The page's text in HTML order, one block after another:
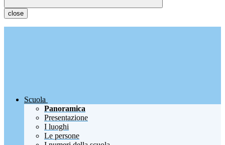
close
Scuola
Panoramica
Presentazione
I luoghi
Le persone